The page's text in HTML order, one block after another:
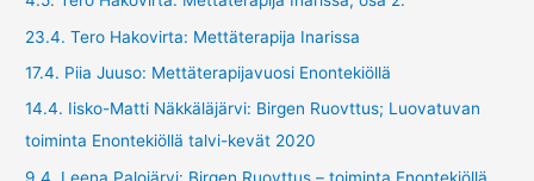
23.4. Tero Hakovirta: Mettäterapija Inarissa
17.4. Piia Juuso: Mettäterapijavuosi Enontekiöllä
14.4. Iisko-Matti Näkkäläjärvi: Birgen Ruovttus; Luovatuvan
toiminta Enontekiöllä talvi-kevät 2020
9.4. Leena Palojärvi: Birgen Ruovttus – toiminta Enontekiöllä